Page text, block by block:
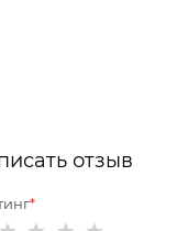
отзыв